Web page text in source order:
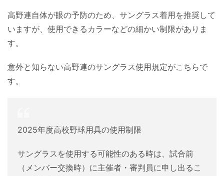
高野連自体が眼の予防のため、サングラス着用を推奨して
いますが、使用できるカラーなどの細かい制限がありま
す。
意外と知らない高野連のサングラス使用規定がこちらで
す。
2025年度高校野球用具の使用制限
サングラスを使用する可能性のある時は、試合前
（メンバー交換時）に主催者・審判員に申し出るこ